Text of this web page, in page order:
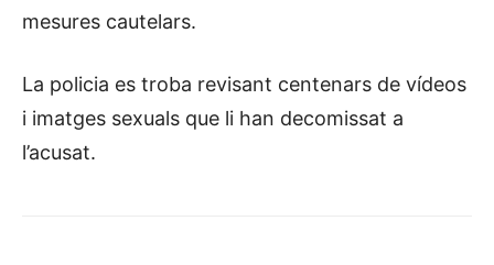
mesures cautelars.
La policia es troba revisant centenars de vídeos
i imatges sexuals que li han decomissat a
l’acusat.